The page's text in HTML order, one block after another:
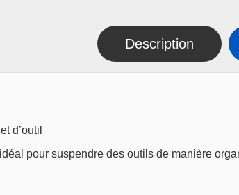
Description
d’outil‎
pour suspendre des outils de manière